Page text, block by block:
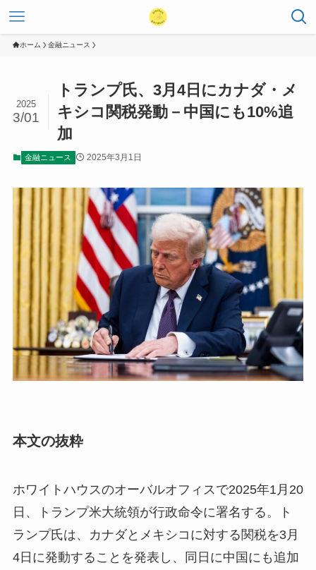
ホーム 金融ニュース
トランプ氏、3月4日にカナダ・メ
キシコ関税発動－中国にも10%追
加
2025
3/01
金融ニュース 2025年3月1日
本文の抜粋
ホワイトハウスのオーバルオフィスで2025年1月20
日、トランプ米大統領が行政命令に署名する。ト
ランプ氏は、カナダとメキシコに対する関税を3月
4日に発動することを発表し、同日に中国にも追加